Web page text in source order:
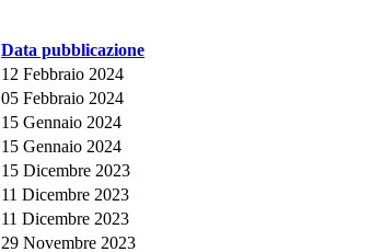
Data pubblicazione
12 Febbraio 2024
05 Febbraio 2024
15 Gennaio 2024
15 Gennaio 2024
15 Dicembre 2023
11 Dicembre 2023
11 Dicembre 2023
29 Novembre 2023